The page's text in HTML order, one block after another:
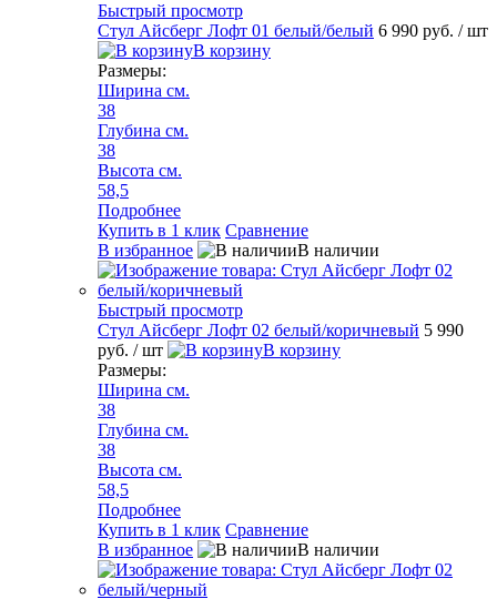
Быстрый просмотр
Стул Айсберг Лофт 01 белый/белый 6 990 руб. / шт
В корзину
Размеры:
Ширина см.
38
Глубина см.
38
Высота см.
58,5
Подробнее
Купить в 1 клик Сравнение
В избранное
В наличии
Быстрый просмотр
Стул Айсберг Лофт 02 белый/коричневый 5 990
руб. / шт
В корзину
Размеры:
Ширина см.
38
Глубина см.
38
Высота см.
58,5
Подробнее
Купить в 1 клик Сравнение
В избранное
В наличии